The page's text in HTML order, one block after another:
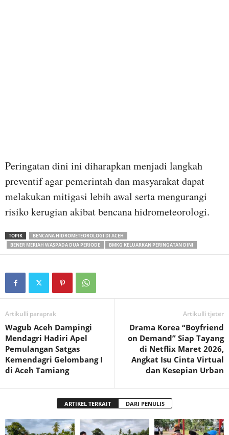
Peringatan dini ini diharapkan menjadi langkah
preventif agar pemerintah dan masyarakat dapat
melakukan mitigasi lebih awal serta mengurangi
risiko kerugian akibat bencana hidrometeorologi.
TOPIK
BENCANA HIDROMETEOROLOGI DI ACEH
BENER MERIAH WASPADA DUA PERIODE
BMKG KELUARKAN PERINGATAN DINI
Artikulli paraprak
Wagub Aceh Dampingi
Mendagri Hadiri Apel
Pemulangan Satgas
Kemendagri Gelombang I
di Aceh Tamiang
Artikulli tjetër
Drama Korea “Boyfriend
on Demand” Siap Tayang
di Netflix Maret 2026,
Angkat Isu Cinta Virtual
dan Kesepian Urban
ARTIKEL TERKAIT DARI PENULIS